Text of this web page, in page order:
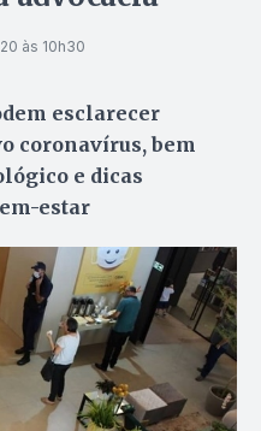
às 10h30
esclarecer
coronavírus, bem
e dicas
estar